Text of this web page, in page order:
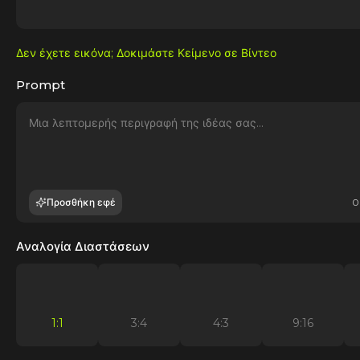
Δεν έχετε εικόνα; Δοκιμάστε Κείμενο σε Βίντεο
Prompt
Προσθήκη εφέ
Αναλογία Διαστάσεων
1:1 3:4 4:3 9:16